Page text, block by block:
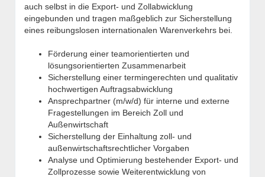
auch selbst in die Export- und Zollabwicklung
eingebunden und tragen maßgeblich zur Sicherstellung
eines reibungslosen internationalen Warenverkehrs bei.
Förderung einer teamorientierten und
lösungsorientierten Zusammenarbeit
Sicherstellung einer termingerechten und qualitativ
hochwertigen Auftragsabwicklung
Ansprechpartner (m/w/d) für interne und externe
Fragestellungen im Bereich Zoll und
Außenwirtschaft
Sicherstellung der Einhaltung zoll- und
außenwirtschaftsrechtlicher Vorgaben
Analyse und Optimierung bestehender Export- und
Zollprozesse sowie Weiterentwicklung von